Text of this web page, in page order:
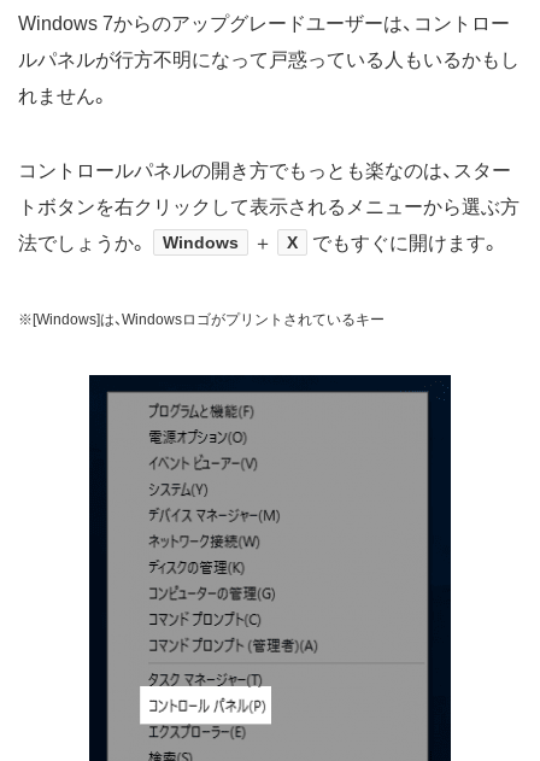
Windows 7からのアップグレードユーザーは、コントロー
ルパネルが行方不明になって戸惑っている人もいるかもし
れません。
コントロールパネルの開き方でもっとも楽なのは、スター
トボタンを右クリックして表示されるメニューから選ぶ方
法でしょうか。
Windows ＋ X でもすぐに開けます。
※[Windows]は、Windowsロゴがプリントされているキー